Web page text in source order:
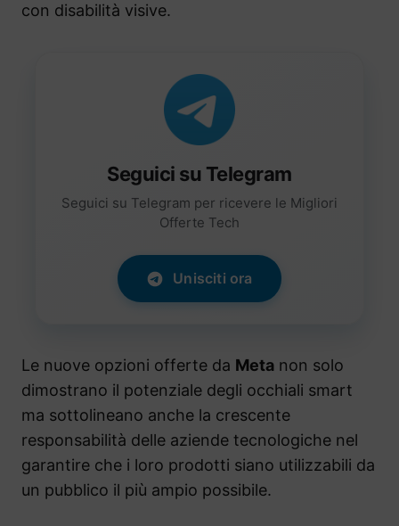
con disabilità visive.
Seguici su Telegram
Seguici su Telegram per ricevere le Migliori
Offerte Tech
Unisciti ora
Le nuove opzioni offerte da Meta non solo
dimostrano il potenziale degli occhiali smart
ma sottolineano anche la crescente
responsabilità delle aziende tecnologiche nel
garantire che i loro prodotti siano utilizzabili da
un pubblico il più ampio possibile.